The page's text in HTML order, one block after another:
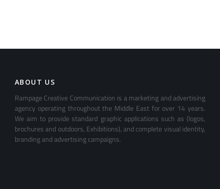
ABOUT US
Rampage Creative Communication is a marketing and advertising
agency operating throughout the Middle East for over 14 years.
We aim to provide standard graphic applications such as (logos,
brochures and outdoors, Exhibitions), and complete visual identity,
branding and advertising campaigns.